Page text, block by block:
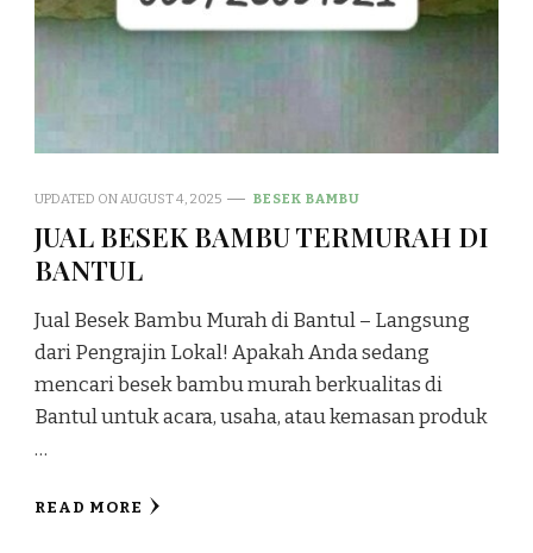
UPDATED ONAUGUST 4, 2025 BESEK BAMBU
JUAL BESEK BAMBU TERMURAH DI
BANTUL
Jual Besek Bambu Murah di Bantul – Langsung
dari Pengrajin Lokal! Apakah Anda sedang
mencari besek bambu murah berkualitas di
Bantul untuk acara, usaha, atau kemasan produk
…
READ MORE